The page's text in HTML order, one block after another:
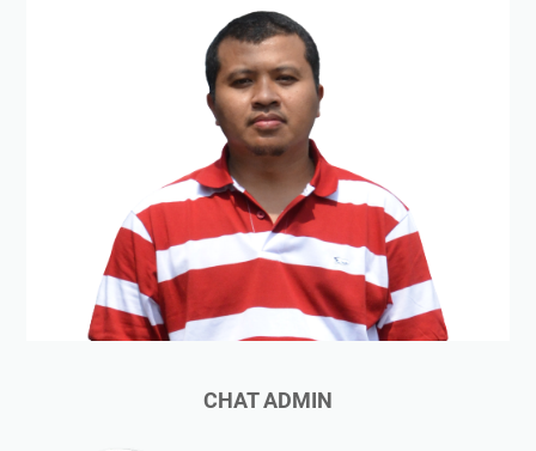
CHAT ADMIN